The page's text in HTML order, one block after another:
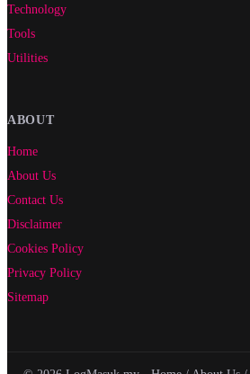
Technology
Tools
Utilities
ABOUT
Home
About Us
Contact Us
Disclaimer
Cookies Policy
Privacy Policy
Sitemap